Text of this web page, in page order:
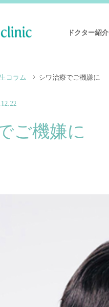
ドクター紹介
コラム シワ治療でご機嫌に
ご機嫌に